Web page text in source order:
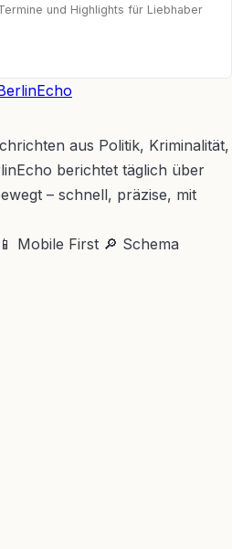
und Highlights für Liebhaber
aus Politik, Kriminalität,
berichtet täglich über
– schnell, präzise, mit
📱 Mobile First 🔎 Schema